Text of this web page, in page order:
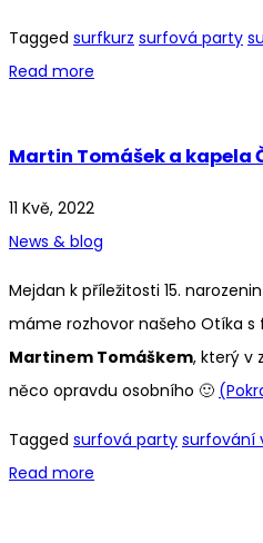
Tagged surfkurz surfová party
Read more
Martin Tomášek a kapela
11 Kvě, 2022
News & blog
Mejdan k příležitosti 15.
máme rozhovor našeho Otíka
Martinem Tomáškem, který v
něco opravdu osobního 🙂
Tagged surfová party surfování
Read more